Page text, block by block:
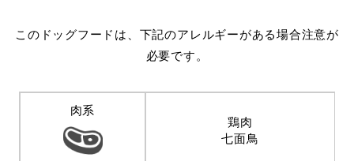
このドッグフードは、下記のアレルギーがある場合注意が
必要です。
肉系
鶏肉
七面鳥